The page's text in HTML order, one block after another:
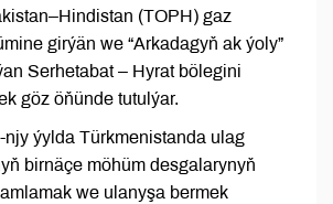
(TOPH) gaz
girýän we “Arkadagyň ak ýoly”
Serhetabat – Hyrat bölegini
göz öňünde tutulýar.
ýylda Türkmenistanda ulag
birnäçe möhüm desgalarynyň
we ulanyşa bermek